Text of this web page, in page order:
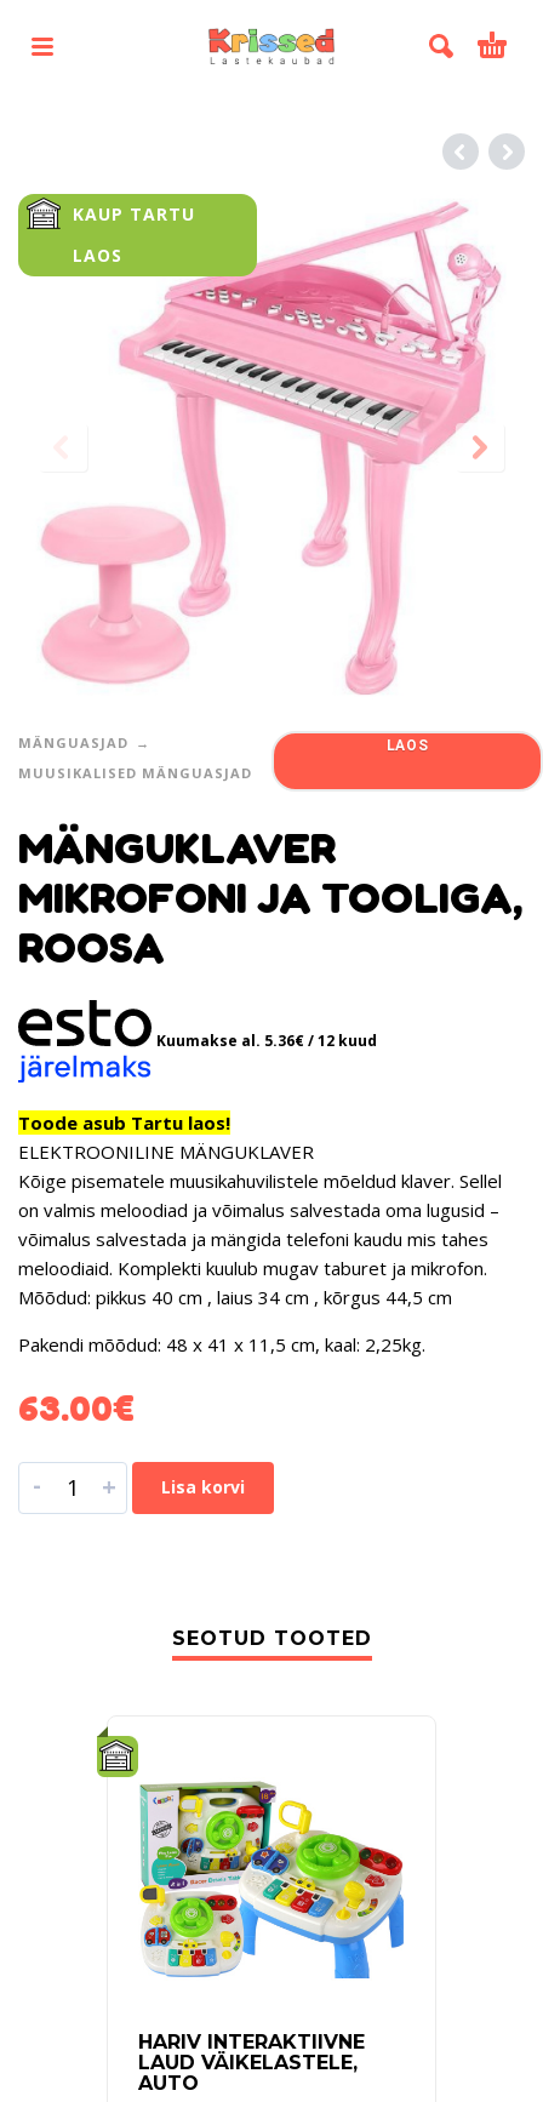
KAUP TARTU
LAOS
MÄNGUASJAD
MUUSIKALISED MÄNGUASJAD
LAOS
MÄNGUKLAVER
MIKROFONI JA TOOLIGA,
ROOSA
Kuumakse al. 5.36€/ 12 kuud
Toode asub Tartu laos!
ELEKTROONILINE MÄNGUKLAVER
Kõige pisematele muusikahuvilistele mõeldud klaver. Sellel
on valmis meloodiad ja võimalus salvestada oma lugusid –
võimalus salvestada ja mängida telefoni kaudu mis tahes
meloodiaid. Komplekti kuulub mugav taburet ja mikrofon.
Mõõdud: pikkus 40 cm , laius 34 cm , kõrgus 44,5 cm
Pakendi mõõdud: 48 x 41 x 11,5 cm, kaal: 2,25kg.
63.00€
- + Lisa korvi
SEOTUD TOOTED
HARIV INTERAKTIIVNE
LAUD VÄIKELASTELE,
AUTO